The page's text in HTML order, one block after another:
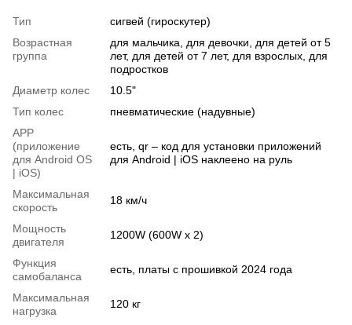
Тип
сигвей (гироскутер)
Возрастная
группа
для мальчика, для девочки, для детей от 5
лет, для детей от 7 лет, для взрослых, для
подростков
Диаметр колес
10.5"
Тип колес
пневматические (надувные)
APP
(приложение
для Android OS
| iOS)
есть, qr – код для установки приложений
для Android | iOS наклеено на руль
Максимальная
скорость
18 км/ч
Мощность
двигателя
1200W (600W x 2)
Функция
самобаланса
есть, платы с прошивкой 2024 года
Максимальная
нагрузка
120 кг